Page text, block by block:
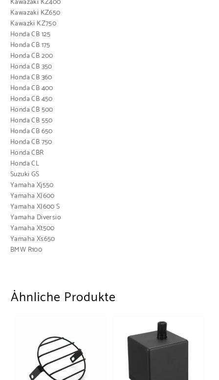
Kawazaki KZ650
Kawazki KZ750
Honda CB 125
Honda CB 175
Honda CB 200
Honda CB 350
Honda CB 360
Honda CB 400
Honda CB 450
Honda CB 500
Honda CB 550
Honda CB 650
Honda CB 750
Honda CBR
Honda CL
Suzuki GS
Yamaha Xj550
Yamaha XJ600
Yamaha XJ600 S
Yamaha Diversio
Yamaha Xt500
Yamaha Xs650
BMW R100
Ähnliche Produkte